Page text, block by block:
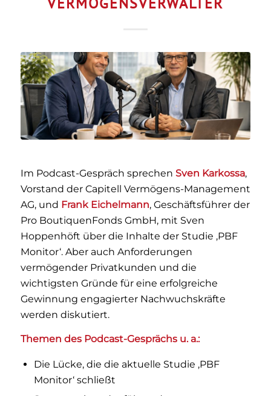
Im Podcast-Gespräch sprechen Sven Karkossa,
Vorstand der Capitell Vermögens-Management
AG, und Frank Eichelmann, Geschäftsführer der
Pro BoutiquenFonds GmbH, mit Sven
Hoppenhöft über die Inhalte der Studie ‚PBF
Monitor‘. Aber auch Anforderungen
vermögender Privatkunden und die
wichtigsten Gründe für eine erfolgreiche
Gewinnung engagierter Nachwuchskräfte
werden diskutiert.
Themen des Podcast-Gesprächs u. a.:
Die Lücke, die die aktuelle Studie ‚PBF
Monitor‘ schließt